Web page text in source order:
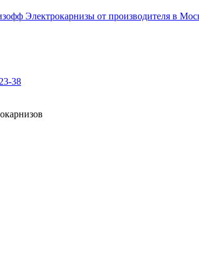
Электрокарнизы от производителя в
38